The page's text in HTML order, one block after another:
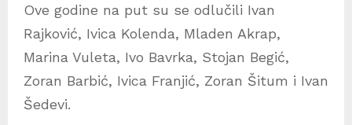
Ove godine na put su se odlučili Ivan
Rajković, Ivica Kolenda, Mladen Akrap,
Marina Vuleta, Ivo Bavrka, Stojan Begić,
Zoran Barbić, Ivica Franjić, Zoran Šitum i Ivan
Šedevi.